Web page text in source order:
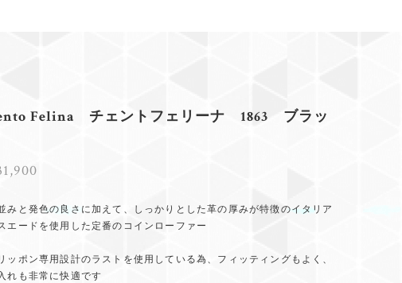
Felina チェントフェリーナ 1863 ブラッ
みと発色の良さに加えて、しっかりとした革の厚みが特徴のイタリア
エードを使用した定番のコインローファー
ッポン専用設計のラストを使用している為、フィッティングもよく、
れも非常に快適です